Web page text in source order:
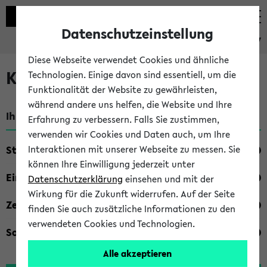
eKVV
Kombisuche im eKVV
Ihre Suchkriterien:
Studienfach
Einrichtung
Zeiten
Sonstiges
Datenschutzeinstellung
Diese Webseite verwendet Cookies und ähnliche
Technologien. Einige davon sind essentiell, um die
Funktionalität der Website zu gewährleisten,
während andere uns helfen, die Website und Ihre
Erfahrung zu verbessern. Falls Sie zustimmen,
verwenden wir Cookies und Daten auch, um Ihre
Interaktionen mit unserer Webseite zu messen. Sie
können Ihre Einwilligung jederzeit unter
Datenschutzerklärung einsehen und mit der
Wirkung für die Zukunft widerrufen. Auf der Seite
finden Sie auch zusätzliche Informationen zu den
verwendeten Cookies und Technologien.
Alle akzeptieren